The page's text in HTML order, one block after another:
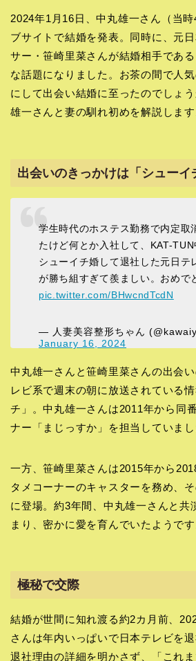
2024年1月16日、中丸雄一さん（当
ブサイトで結婚を発表。同時に、元
サー・笹崎里菜さんが結婚相手であ
な話題になりました。お茶の間で人
にして出会い結婚に至ったのでしょ
雄一さんと妻の馴れ初めを解説します
出会いのきっかけは「シューイ
学生時代のホステス勤務で内定取
たけど何とか入社して、KAT-TUN
シューイチ婚して退社した元日テ
が勝ち組すぎて羨ましい。おめで
pic.twitter.com/BHwcndTcdN
— 人妻美容整形ちゃん
January 16, 2024
中丸雄一さんと笹崎里菜さんの出会
レビ系で週末の朝に放送されている
チ」。中丸雄一さんは2011年から同
ナー「まじっすか」を担当していまし
一方、笹崎里菜さんは2015年から
タメコーナーのキャスターを務め、
に登場。約3年間、中丸雄一さんと共
まり、密かに愛を育んでいたようです
極秘で交際
結婚が世間に知れ渡る約2カ月前、
さんは年内いっぱいで日本テレビを退
退社理由の詳細を明かさず、「これ